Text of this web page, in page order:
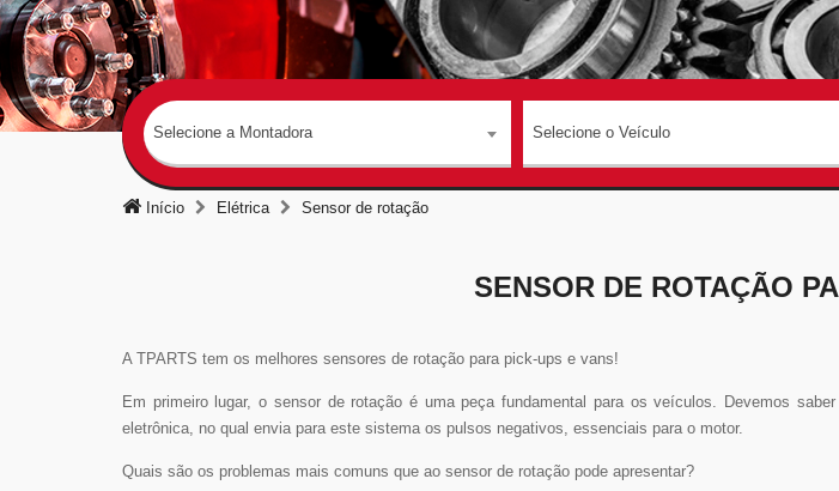
Selecione a Montadora Selecione o Veículo
Início Elétrica Sensor de rotação
SENSOR DE ROTAÇÃO
A TPARTS tem os melhores sensores de rotação para pick-ups e vans!
Em primeiro lugar, o sensor de rotação é uma peça fundamental para os veículos. Devemos
eletrônica, no qual envia para este sistema os pulsos negativos, essenciais para o motor.
Quais são os problemas mais comuns que ao sensor de rotação pode apresentar?